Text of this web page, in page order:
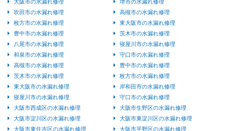
大阪市の水漏れ修理
堺市の水漏れ修理
吹田市の水漏れ修理
高槻市の水漏れ修理
枚方市の水漏れ修理
東大阪市の水漏れ修理
豊中市の水漏れ修理
茨木市の水漏れ修理
八尾市の水漏れ修理
寝屋川市の水漏れ修理
和泉市の水漏れ修理
守口市の水漏れ修理
高槻市の水漏れ修理
豊中市の水漏れ修理
茨木市の水漏れ修理
枚方市の水漏れ修理
東大阪市の水漏れ修理
岸和田市の水漏れ修理
寝屋川市の水漏れ修理
守口市の水漏れ修理
大阪市西成区の水漏れ修理
大阪市生野区の水漏れ修理
大阪市淀川区の水漏れ修理
大阪市東淀川区の水漏れ修理
大阪市東住吉区の水漏れ修理
大阪市平野区の水漏れ修理